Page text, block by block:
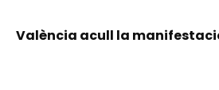
València acull la